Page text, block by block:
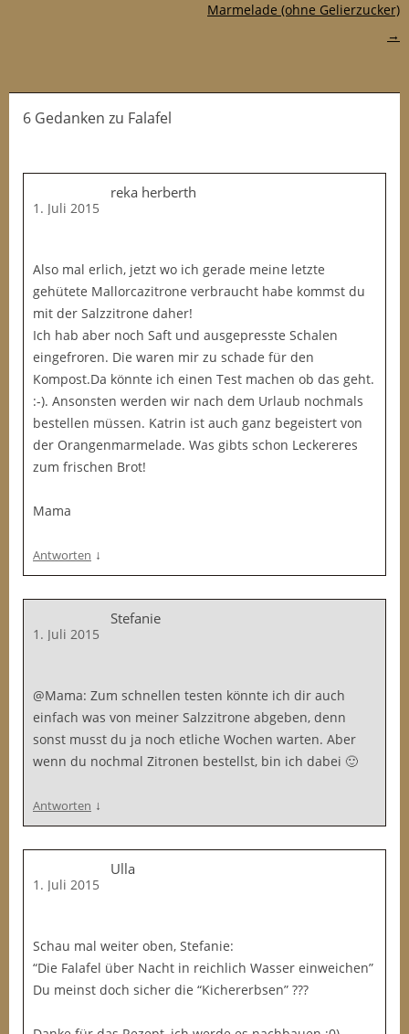
Marmelade (ohne Gelierzucker)
→
6 Gedanken zu Falafel
reka herberth
1. Juli 2015
Also mal erlich, jetzt wo ich gerade meine letzte
gehütete Mallorcazitrone verbraucht habe kommst du
mit der Salzzitrone daher!
Ich hab aber noch Saft und ausgepresste Schalen
eingefroren. Die waren mir zu schade für den
Kompost.Da könnte ich einen Test machen ob das geht.
:-). Ansonsten werden wir nach dem Urlaub nochmals
bestellen müssen. Katrin ist auch ganz begeistert von
der Orangenmarmelade. Was gibts schon Leckereres
zum frischen Brot!
Mama
Antworten ↓
Stefanie
1. Juli 2015
@Mama: Zum schnellen testen könnte ich dir auch
einfach was von meiner Salzzitrone abgeben, denn
sonst musst du ja noch etliche Wochen warten. Aber
wenn du nochmal Zitronen bestellst, bin ich dabei 🙂
Antworten ↓
Ulla
1. Juli 2015
Schau mal weiter oben, Stefanie:
“Die Falafel über Nacht in reichlich Wasser einweichen”
Du meinst doch sicher die “Kichererbsen” ???